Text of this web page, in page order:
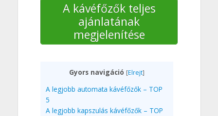
A kávéfőzők teljes
ajánlatának
megjelenítése
Gyors navigáció [Elrejt]
A legjobb automata kávéfőzők – TOP
5
A legjobb kapszulás kávéfőzők – TOP